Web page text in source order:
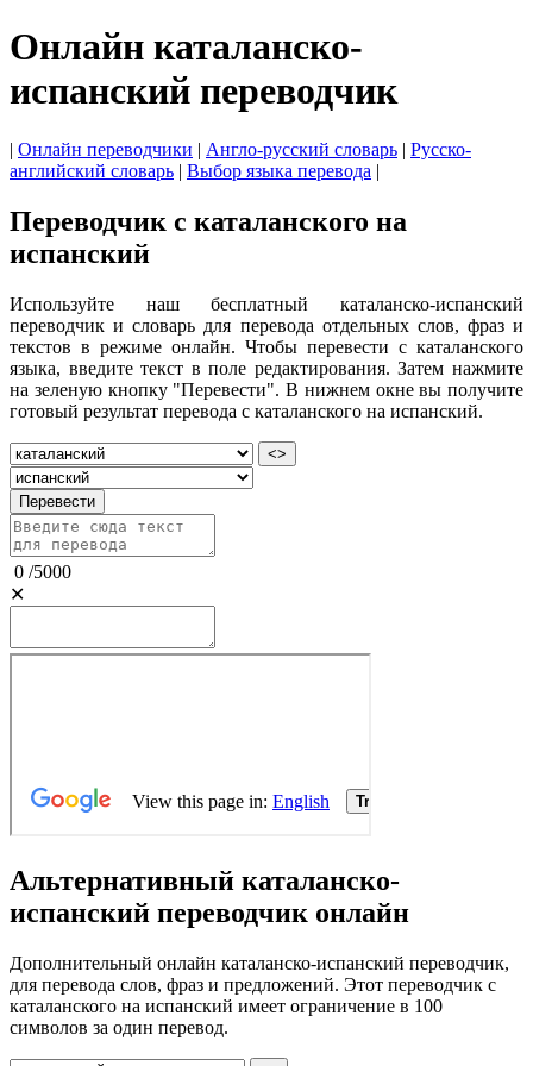
Онлайн каталанско-
испанский переводчик
| Онлайн переводчики | Англо-русский словарь | Русско-
английский словарь | Выбор языка перевода |
Переводчик с каталанского на
испанский
Используйте наш бесплатный каталанско-испанский
переводчик и словарь для перевода отдельных слов, фраз и
текстов в режиме онлайн. Чтобы перевести с каталанского
языка, введите текст в поле редактирования. Затем нажмите
на зеленую кнопку "Перевести". В нижнем окне вы получите
готовый результат перевода с каталанского на испанский.
<>
Перевести
0 /5000
✕
Альтернативный каталанско-
испанский переводчик онлайн
Дополнительный онлайн каталанско-испанский переводчик,
для перевода слов, фраз и предложений. Этот переводчик с
каталанского на испанский имеет ограничение в 100
символов за один перевод.